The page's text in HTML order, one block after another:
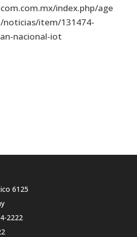
index.php/age
item/131474-
nacional-iot
6125
2222